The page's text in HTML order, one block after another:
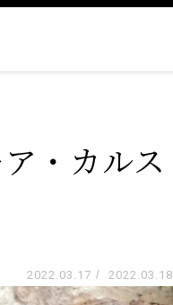
・カルス
2022.03.17 / 2022.03.18